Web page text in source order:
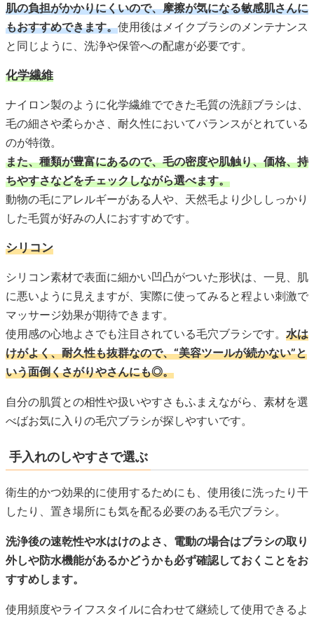
肌の負担がかかりにくいので、摩擦が気になる敏感肌さんに
もおすすめできます。使用後はメイクブラシのメンテナンス
と同じように、洗浄や保管への配慮が必要です。
化学繊維
ナイロン製のように化学繊維でできた毛質の洗顔ブラシは、
毛の細さや柔らかさ、耐久性においてバランスがとれている
のが特徴。
また、種類が豊富にあるので、毛の密度や肌触り、価格、持
ちやすさなどをチェックしながら選べます。
動物の毛にアレルギーがある人や、天然毛より少ししっかり
した毛質が好みの人におすすめです。
シリコン
シリコン素材で表面に細かい凹凸がついた形状は、一見、肌
に悪いように見えますが、実際に使ってみると程よい刺激で
マッサージ効果が期待できます。
使用感の心地よさでも注目されている毛穴ブラシです。 水は
けがよく、耐久性も抜群なので、“美容ツールが続かない”と
いう面倒くさがりやさんにも◎。
自分の肌質との相性や扱いやすさもふまえながら、素材を選
べばお気に入りの毛穴ブラシが探しやすいです。
手入れのしやすさで選ぶ
衛生的かつ効果的に使用するためにも、使用後に洗ったり干
したり、置き場所にも気を配る必要のある毛穴ブラシ。
洗浄後の速乾性や水はけのよさ、電動の場合はブラシの取り
外しや防水機能があるかどうかも必ず確認しておくことをお
すすめします。
使用頻度やライフスタイルに合わせて継続して使用できるよ